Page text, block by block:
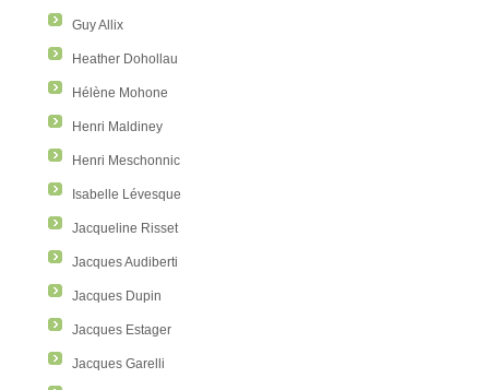
Guy Allix
Heather Dohollau
Hélène Mohone
Henri Maldiney
Henri Meschonnic
Isabelle Lévesque
Jacqueline Risset
Jacques Audiberti
Jacques Dupin
Jacques Estager
Jacques Garelli